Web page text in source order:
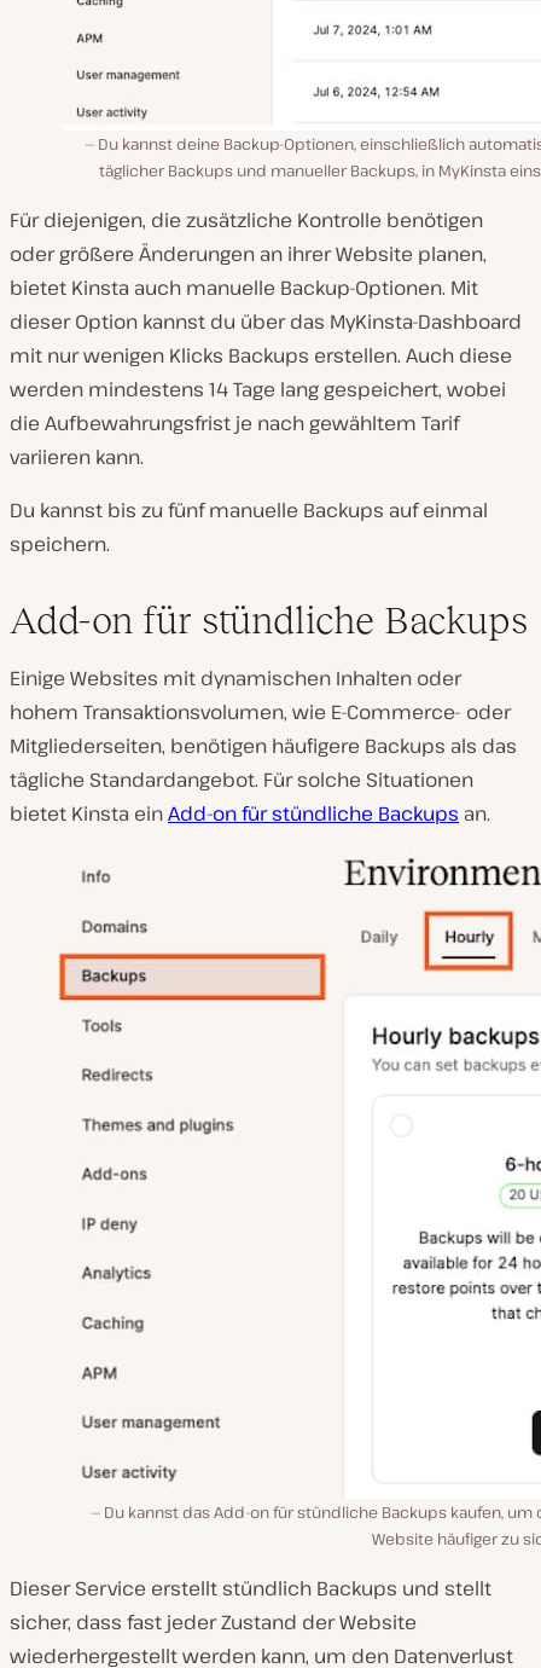
Du kannst deine Backup-Optionen, einschließlich
täglicher Backups und manueller Backups, in MyKinsta
Für diejenigen, die zusätzliche Kontrolle benötigen
oder größere Änderungen an ihrer Website planen,
bietet Kinsta auch manuelle Backup-Optionen. Mit
dieser Option kannst du über das MyKinsta-Dashboard
mit nur wenigen Klicks Backups erstellen. Auch diese
werden mindestens 14 Tage lang gespeichert, wobei
die Aufbewahrungsfrist je nach gewähltem Tarif
variieren kann.
Du kannst bis zu fünf manuelle Backups auf einmal
speichern.
Add-on für stündliche Backups
Einige Websites mit dynamischen Inhalten oder
hohem Transaktionsvolumen, wie E-Commerce- oder
Mitgliederseiten, benötigen häufigere Backups als das
tägliche Standardangebot. Für solche Situationen
bietet Kinsta einAdd-on für stündliche Backups an.
Du kannst das Add-on für stündliche Backups kaufen, um
Website häufiger zu
Dieser Service erstellt stündlich Backups und stellt
sicher, dass fast jeder Zustand der Website
wiederhergestellt werden kann, um den Datenverlust